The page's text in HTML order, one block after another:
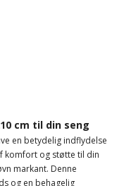
cm til din seng
en betydelig indflydelse
komfort og støtte til din
markant. Denne
og en behagelig